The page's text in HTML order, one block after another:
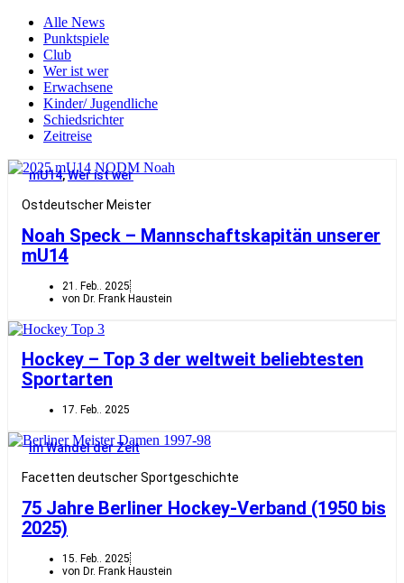
Alle News
Punktspiele
Club
Wer ist wer
Erwachsene
Kinder/ Jugendliche
Schiedsrichter
Zeitreise
mU14,Wer ist wer
Ostdeutscher Meister
Noah Speck – Mannschaftskapitän unserer
mU14
21. Feb.. 2025
von Dr. Frank Haustein
Hockey – Top 3 der weltweit beliebtesten
Sportarten
17. Feb.. 2025
Im Wandel der Zeit
Facetten deutscher Sportgeschichte
75 Jahre Berliner Hockey-Verband (1950 bis
2025)
15. Feb.. 2025
von Dr. Frank Haustein